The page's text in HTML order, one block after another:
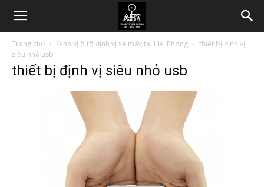
Trang chủ Định vị ô tô định vị xe máy tại Hải Phòng
thiết bị định vị
siêu nhỏ usb
thiết bị định vị siêu nhỏ usb